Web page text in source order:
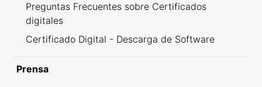
Preguntas Frecuentes sobre Certificados
digitales
Certificado Digital - Descarga de Software
Prensa